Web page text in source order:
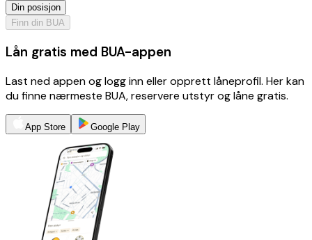
Din posisjon
Finn din BUA
Lån gratis med BUA-appen
Last ned appen og logg inn eller opprett låneprofil. Her kan
du finne nærmeste BUA, reservere utstyr og låne gratis.
App Store Google Play